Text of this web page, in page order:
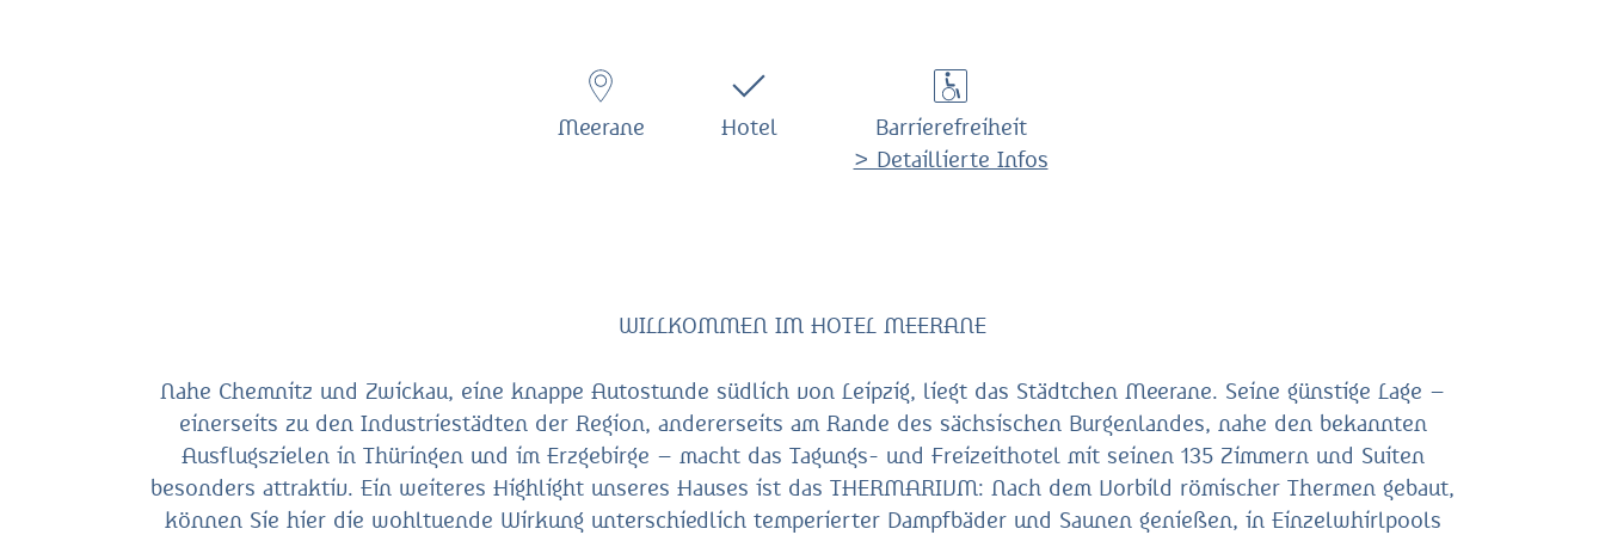
Meerane Hotel
Barrierefreiheit
> Detaillierte Infos
WILLKOMMEN IM HOTEL MEERANE
Nahe Chemnitz und Zwickau, eine knappe Autostunde südlich von Leipzig, liegt das Städtchen Meerane. Seine günstige Lage –
einerseits zu den Industriestädten der Region, andererseits am Rande des sächsischen Burgenlandes, nahe den bekannten
Ausflugszielen in Thüringen und im Erzgebirge – macht das Tagungs- und Freizeithotel mit seinen 135 Zimmern und Suiten
besonders attraktiv. Ein weiteres Highlight unseres Hauses ist das THERMARIVM: Nach dem Vorbild römischer Thermen gebaut,
können Sie hier die wohltuende Wirkung unterschiedlich temperierter Dampfbäder und Saunen genießen, in Einzelwhirlpools